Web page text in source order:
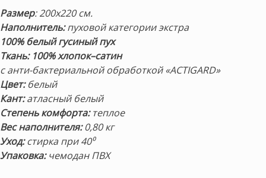
Размер: 200х220 см.
Наполнитель:пуховой категории экстра
100% белый гусиный пух
Ткань: 100% хлопок–сатин
с анти-бактериальной обработкой «ACTIGARD»
Цвет:белый
Кант:атласный белый
Степень комфорта:теплое
Вес наполнителя:0,80 кг
Уход:стирка при 40⁰
Упаковка:чемодан ПВХ